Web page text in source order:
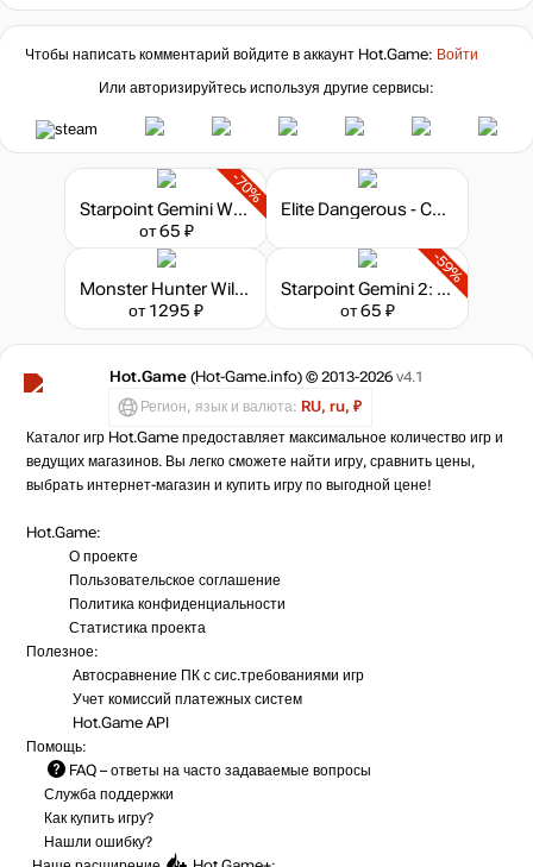
Чтобы написать комментарий войдите в аккаунт Hot.Game: Войти
Или авторизируйтесь используя другие сервисы:
-70%
Starpoint Gemini Warlords - Upgrade to Digital Deluxe
от 65 ₽
Elite Dangerous - Commander Premium Edition
Monster Hunter Wilds - Flamefete DLC Pack
от 1295 ₽
-59%
Starpoint Gemini 2: Titans
от 65 ₽
Hot.Game (Hot-Game.info) © 2013-2026 v4.1
Регион, язык и валюта: RU, ru, ₽
Каталог игр Hot.Game предоставляет максимальное количество игр и
ведущих магазинов. Вы легко сможете найти игру, сравнить цены,
выбрать интернет-магазин и купить игру по выгодной цене!
Hot.Game:
О проекте
Пользовательское соглашение
Политика конфиденциальности
Статистика проекта
Полезное:
Автосравнение ПК с сис.требованиями игр
Учет комиссий платежных систем
Hot.Game API
Помощь:
FAQ – ответы на часто задаваемые вопросы
Служба поддержки
Как купить игру?
Нашли ошибку?